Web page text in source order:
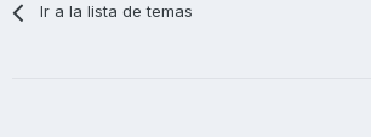
Ir a la lista de temas